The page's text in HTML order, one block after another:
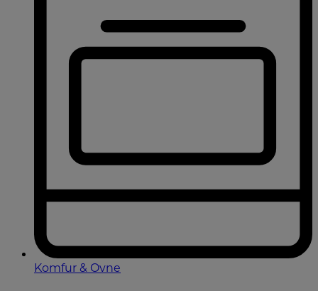
Komfur & Ovne